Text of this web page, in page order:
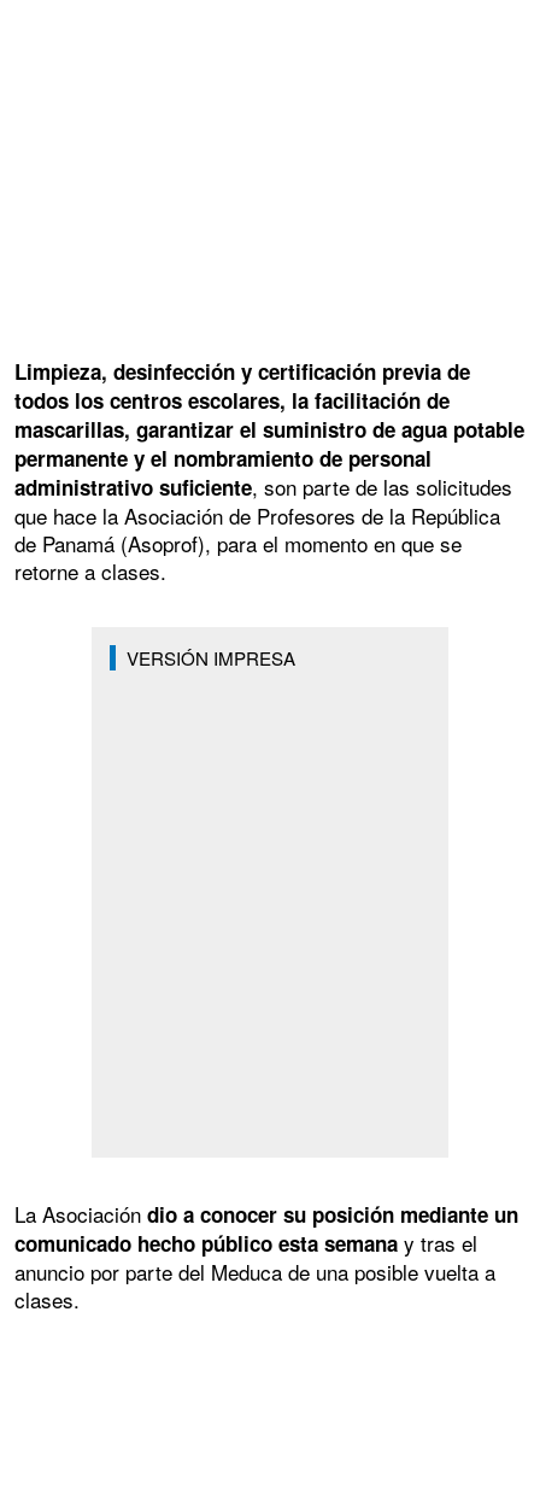
Limpieza, desinfección y certificación previa de
todos los centros escolares, la facilitación de
mascarillas, garantizar el suministro de agua potable
permanente y el nombramiento de personal
administrativo suficiente, son parte de las solicitudes
que hace la Asociación de Profesores de la República
de Panamá (Asoprof), para el momento en que se
retorne a clases.
VERSIÓN IMPRESA
La Asociación dio a conocer su posición mediante un
comunicado hecho público esta semana y tras el
anuncio por parte del Meduca de una posible vuelta a
clases.